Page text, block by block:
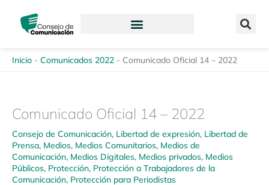
contenido
Inicio - Comunicados 2022 - Comunicado Oficial 14 – 2022
Comunicado Oficial 14 – 2022
Consejo de Comunicación, Libertad de expresión, Libertad de
Prensa, Medios, Medios Comunitarios, Medios de
Comunicación, Medios Digitales, Medios privados, Medios
Públicos, Protección, Protección a Trabajadores de la
Comunicación, Protección para Periodistas